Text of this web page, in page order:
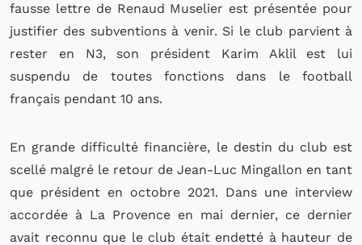
fausse lettre de Renaud Muselier est présentée pour
justifier des subventions à venir. Si le club parvient à
rester en N3, son président Karim Aklil est lui
suspendu de toutes fonctions dans le football
français pendant 10 ans.
En grande difficulté financière, le destin du club est
scellé malgré le retour de Jean-Luc Mingallon en tant
que président en octobre 2021. Dans une interview
accordée à La Provence en mai dernier, ce dernier
avait reconnu que le club était endetté à hauteur de